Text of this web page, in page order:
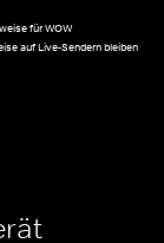
für WOW
auf Live-Sendern bleiben